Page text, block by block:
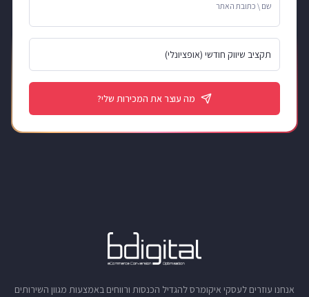
שם \ כתובת האתר
מה עוצר את המכירות שלי?
אנחנו עוזרים לעסקי איקומרס להגדיל הכנסות ורווחים באמצעות מגוון השירותים